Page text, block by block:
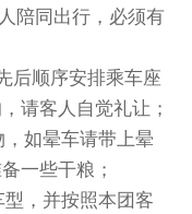
陪同出行，必须有
后顺序安排乘车座
请客人自觉礼让；
如晕车请带上晕
一些干粮；
，并按照本团客